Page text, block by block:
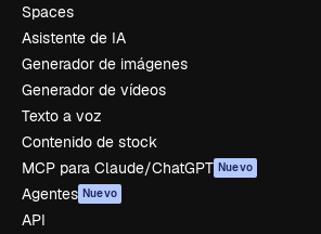
Spaces
Asistente de IA
Generador de imágenes
Generador de vídeos
Texto a voz
Contenido de stock
MCP para Claude/ChatGPT Nuevo
Agentes Nuevo
API